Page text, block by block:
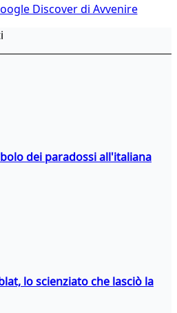
Discover di Avvenire
dei paradossi all'italiana
lo scienziato che lasciò la